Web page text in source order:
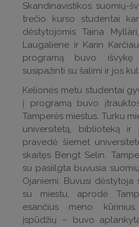
Skandinavistikos suomių-
trečio kurso studentai
dėstytojomis Taina
Laugaliene ir Karin
programą buvo
susipažinti su šalimi ir jos
Kelionės metu studentai
į programą buvo
Tamperės miestus. Turku
universitetą, biblioteką ir
pravedė šiemet
skaitęs Bengt Selin.
su pasiilgta buvusia
Ojaniemi. Buvusi
su miestu, aprodė
esančius meno
įspūdžių – buvo